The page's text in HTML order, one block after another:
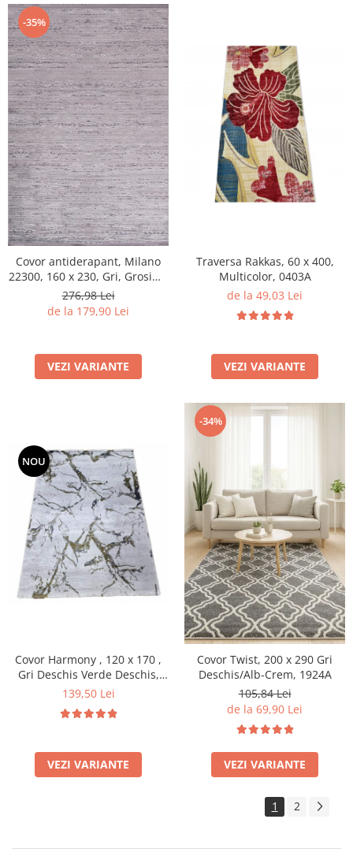
-35%
Covor antiderapant, Milano
22300, 160 x 230, Gri, Grosime
4mm
276,98 Lei
de la 179,90 Lei
VEZI VARIANTE
Traversa Rakkas, 60 x 400,
Multicolor, 0403A
de la 49,03 Lei
VEZI VARIANTE
NOU
Covor Harmony , 120 x 170 ,
Gri Deschis Verde Deschis,
11902A
139,50 Lei
VEZI VARIANTE
-34%
Covor Twist, 200 x 290 Gri
Deschis/Alb-Crem, 1924A
105,84 Lei
de la 69,90 Lei
VEZI VARIANTE
1 2